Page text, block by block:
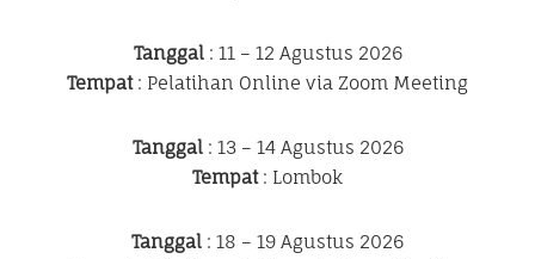
Tanggal: 11 – 12 Agustus 2026
Tempat: Pelatihan Online via Zoom Meeting
Tanggal: 13 – 14 Agustus 2026
Tempat: Lombok
Tanggal : 18 – 19 Agustus 2026